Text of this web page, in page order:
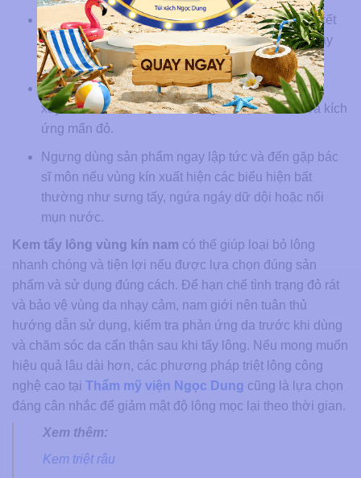
Chú ý vệ sinh, rửa sạch vùng kín bằng nước ấm kết
hợp lau khô nhẹ nhàng mỗi ngày để giữ vùng nhạy
cảm luôn thông thoáng.
Không lạm dụng phương pháp này quá thường
xuyên nhằm tránh làm da vùng kín bị bào mòn và kích
ứng mẩn đỏ.
Ngưng dùng sản phẩm ngay lập tức và đến gặp bác
sĩ môn nếu vùng kín xuất hiện các biểu hiện bất
thường như sưng tấy, ngứa ngáy dữ dội hoặc nổi
mụn nước.
Kem tẩy lông vùng kín nam có thể giúp loại bỏ lông
nhanh chóng và tiện lợi nếu được lựa chọn đúng sản
phẩm và sử dụng đúng cách. Để hạn chế tình trạng đỏ rát
và bảo vệ vùng da nhạy cảm, nam giới nên tuân thủ
hướng dẫn sử dụng, kiểm tra phản ứng da trước khi dùng
và chăm sóc da cẩn thận sau khi tẩy lông. Nếu mong muốn
hiệu quả lâu dài hơn, các phương pháp triệt lông công
nghệ cao tại Thẩm mỹ viện Ngọc Dung cũng là lựa chọn
đáng cân nhắc để giảm mật độ lông mọc lại theo thời gian.
Xem thêm:
Kem triệt râu